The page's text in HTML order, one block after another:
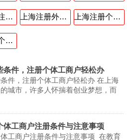
上海虹口注册公司 上海注册外资公司 上海注册个体工商户
上海注册个人独资企业
条件，注册个体工商户轻松办
件，注册个体工商户轻松办 在上海
城市，许多人怀揣着创业梦想，而
体工商户注册条件与注意事项​
工商户注册条件与注意事项​ ​ 在教育